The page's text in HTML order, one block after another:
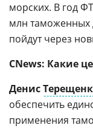
морских. В год
млн таможенных
пойдут через
CNews: Какие
Денис
обеспечить
применения